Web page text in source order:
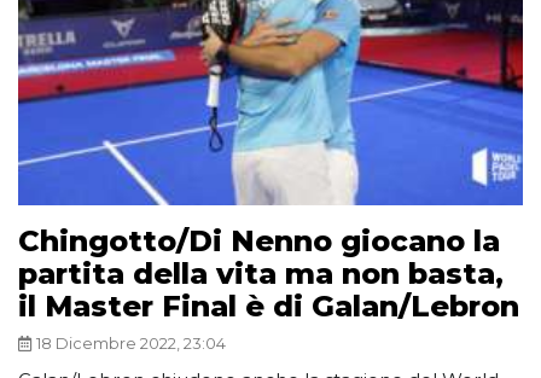
Chingotto/Di Nenno giocano la
partita della vita ma non basta,
il Master Final è di Galan/Lebron
18 Dicembre 2022, 23:04